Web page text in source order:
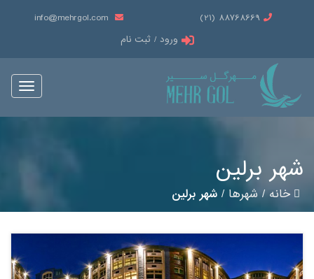
88768669 (21)
info@mehrgol.com
ورود / ثبت نام
شهر برلین
خانه/شهرها / شهر برلین